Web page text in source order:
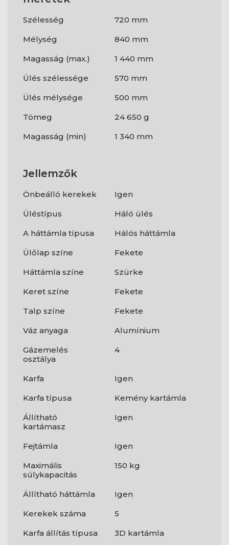
Szélesség
720 mm
Mélység
840 mm
Magasság (max.)
1 440 mm
Ülés szélessége
570 mm
Ülés mélysége
500 mm
Tömeg
24 650 g
Magasság (min)
1 340 mm
Jellemzők
Önbeálló kerekek
Igen
Üléstípus
Háló ülés
A háttámla típusa
Hálós háttámla
Ülőlap színe
Fekete
Háttámla színe
Szürke
Keret színe
Fekete
Talp színe
Fekete
Váz anyaga
Alumínium
Gázemelés
osztálya
4
Karfa
Igen
Karfa típusa
Kemény kartámla
Állítható
kartámasz
Igen
Fejtámla
Igen
Maximális
súlykapacitás
150 kg
Állítható háttámla
Igen
Kerekek száma
5
Karfa állítás típusa
3D kartámla